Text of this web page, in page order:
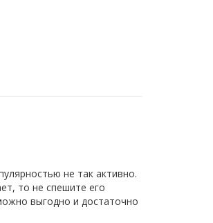
не так активно.
то не спешите его
выгодно и достаточно